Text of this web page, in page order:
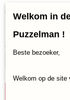
€ 29,95
Op voorraad
Aantal
Welkom in
Puzzelman !
Beste bezoeker,
Welkom op de site